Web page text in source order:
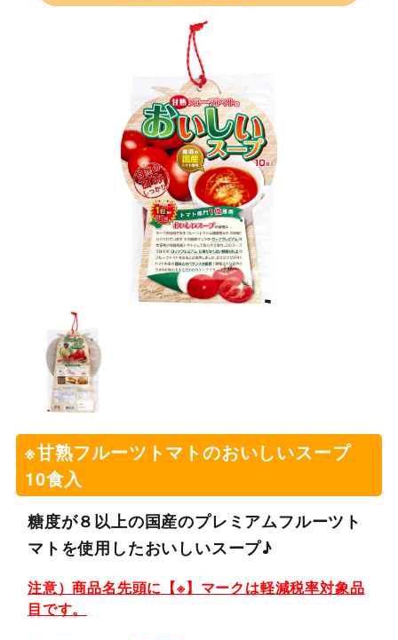
※甘熟フルーツトマトのおいしいスープ
10食入
糖度が８以上の国産のプレミアムフルーツト
マトを使用したおいしいスープ♪
注意）商品名先頭に【※】マークは軽減税率対象品
目です。